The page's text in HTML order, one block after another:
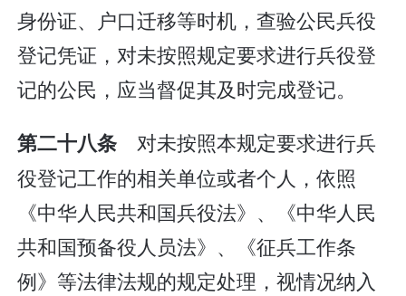
身份证、户口迁移等时机，查验公民兵役
登记凭证，对未按照规定要求进行兵役登
记的公民，应当督促其及时完成登记。
第二十八条对未按照本规定要求进行兵
役登记工作的相关单位或者个人，依照
《中华人民共和国兵役法》、《中华人民
共和国预备役人员法》、《征兵工作条
例》等法律法规的规定处理，视情况纳入